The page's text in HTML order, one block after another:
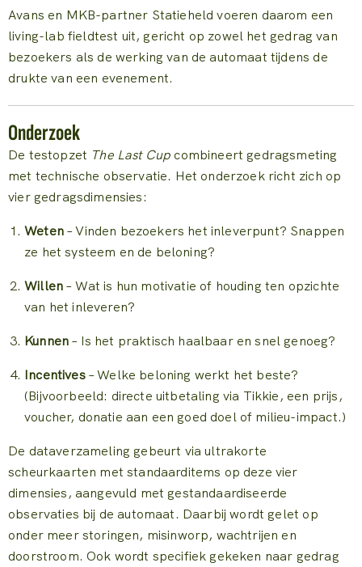
Avans en MKB-partner Statieheld voeren daarom een
living-lab fieldtest uit, gericht op zowel het gedrag van
bezoekers als de werking van de automaat tijdens de
drukte van een evenement.
Onderzoek
De testopzet The Last Cup combineert gedragsmeting
met technische observatie. Het onderzoek richt zich op
vier gedragsdimensies:
Weten– Vinden bezoekers het inleverpunt? Snappen
ze het systeem en de beloning?
Willen– Wat is hun motivatie of houding ten opzichte
van het inleveren?
Kunnen– Is het praktisch haalbaar en snel genoeg?
Incentives– Welke beloning werkt het beste?
(Bijvoorbeeld: directe uitbetaling via Tikkie, een prijs,
voucher, donatie aan een goed doel of milieu-impact.)
De dataverzameling gebeurt via ultrakorte
scheurkaarten met standaarditems op deze vier
dimensies, aangevuld met gestandaardiseerde
observaties bij de automaat. Daarbij wordt gelet op
onder meer storingen, misinworp, wachtrijen en
doorstroom. Ook wordt specifiek gekeken naar gedrag